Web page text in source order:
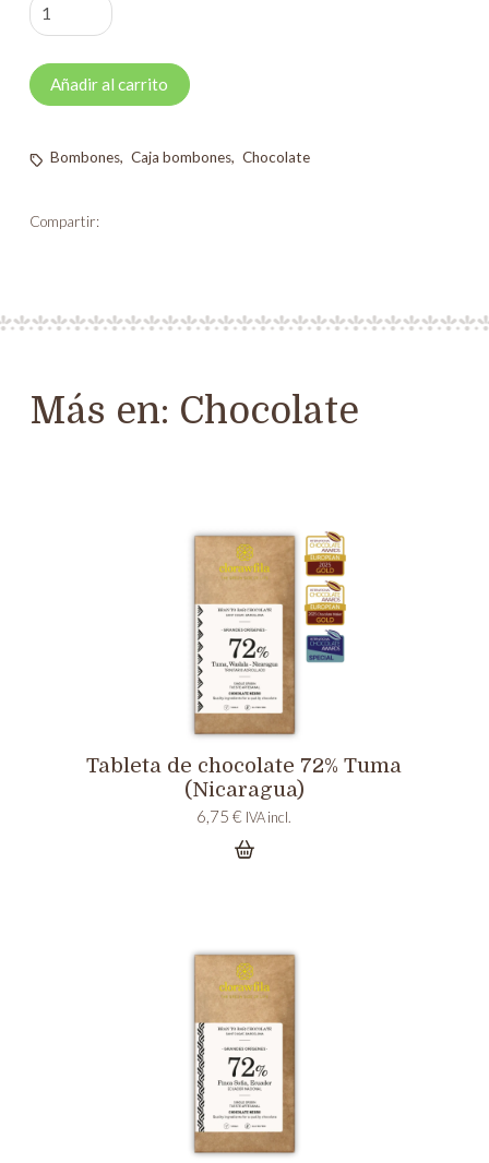
Caja
de
9
bombones
Añadir al carrito
Bombones, Caja bombones, Chocolate
Compartir:
Más en: Chocolate
Tableta de chocolate 72% Tuma
(Nicaragua)
6,75€ IVA incl.